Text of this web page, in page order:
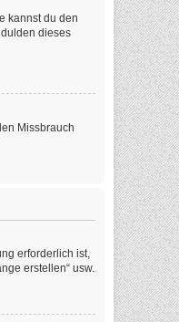
kannst du den
dieses
Missbrauch
erforderlich ist,
erstellen“ usw.